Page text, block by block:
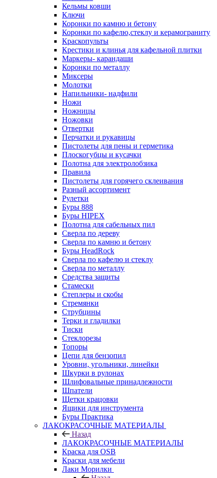
Кельмы ковши
Ключи
Коронки по камню и бетону
Коронки по кафелю,стеклу и керамограниту
Краскопульты
Крестики и клинья для кафельной плитки
Маркеры- карандаши
Коронки по металлу
Миксеры
Молотки
Напильники- надфили
Ножи
Ножницы
Ножовки
Отвертки
Перчатки и рукавицы
Пистолеты для пены и герметика
Плоскогубцы и кусачки
Полотна для электролобзика
Правила
Пистолеты для горячего склеивания
Разный ассортимент
Рулетки
Буры 888
Буры HIPEX
Полотна для сабельных пил
Сверла по дереву
Сверла по камню и бетону
Буры HeadRock
Сверла по кафелю и стеклу
Сверла по металлу
Средства защиты
Стамески
Степлеры и скобы
Стремянки
Струбцины
Терки и гладилки
Тиски
Стеклорезы
Топоры
Цепи для бензопил
Уровни, угольники, линейки
Шкурки в рулонах
Шлифовальные принадлежности
Шпатели
Щетки крацовки
Ящики для инструмента
Буры Практика
ЛАКОКРАСОЧНЫЕ МАТЕРИАЛЫ
Назад
ЛАКОКРАСОЧНЫЕ МАТЕРИАЛЫ
Краска для OSB
Краски для мебели
Лаки Морилки